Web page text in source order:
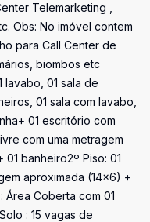
Telemarketing ,
Obs: No imóvel contem
para Call Center de
biombos etc
lavabo, 01 sala de
01 sala com lavabo,
01 escritório com
com uma metragem
banheiro2º Piso: 01
aproximada (14x6) +
Coberta com 01
: 15 vagas de